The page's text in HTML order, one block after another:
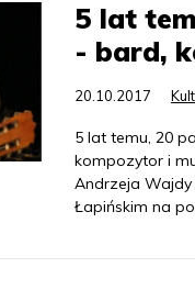
5 lat
- bard,
20.10.2017
5 lat temu, 20
kompozytor i
Andrzeja Wajdy
Łapińskim na